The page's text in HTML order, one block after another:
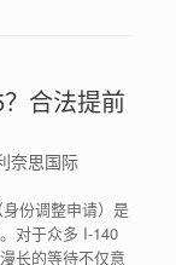
合法提前
奈思国际
份调整申请）是
对于众多 I-140
长的等待不仅意